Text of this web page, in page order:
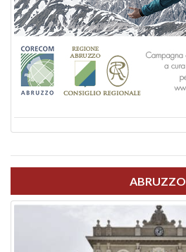
ABRUZZO